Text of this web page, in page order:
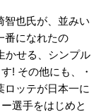
智也氏が、並みい
番になれたの
かせる、シンプル
! その他にも、・
ロッテが日本一に
選手をはじめと